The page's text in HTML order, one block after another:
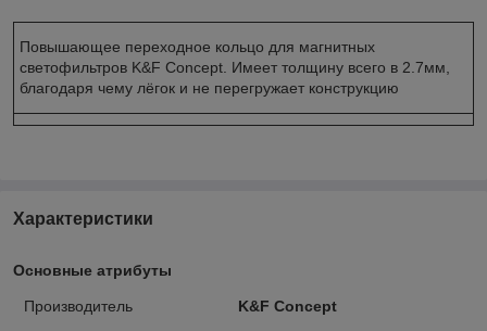
Повышающее переходное кольцо для магнитных
светофильтров K&F Concept. Имеет толщину всего в 2.7мм,
благодаря чему лёгок и не перегружает конструкцию
Характеристики
Основные атрибуты
Производитель K&F Concept